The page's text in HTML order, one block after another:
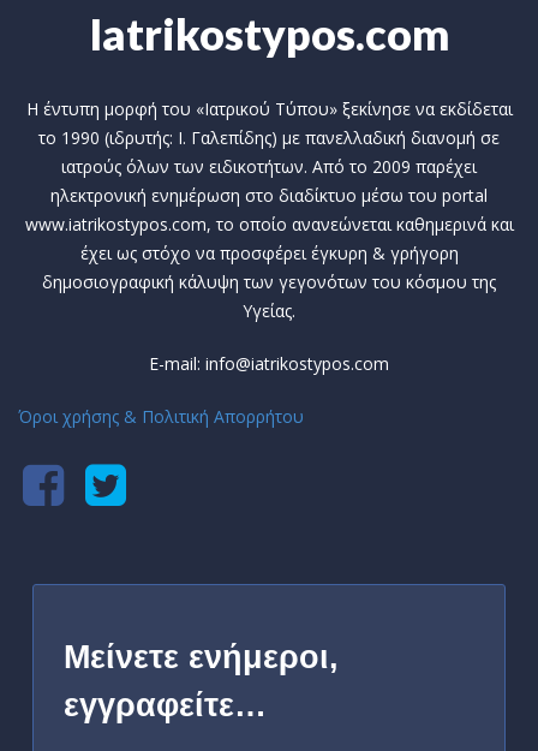
Iatrikostypos.com
Η έντυπη μορφή του «Ιατρικού Τύπου» ξεκίνησε να εκδίδεται
το 1990 (ιδρυτής: Ι. Γαλεπίδης) με πανελλαδική διανομή σε
ιατρούς όλων των ειδικοτήτων. Από το 2009 παρέχει
ηλεκτρονική ενημέρωση στο διαδίκτυο μέσω του portal
www.iatrikostypos.com, το οποίο ανανεώνεται καθημερινά και
έχει ως στόχο να προσφέρει έγκυρη & γρήγορη
δημοσιογραφική κάλυψη των γεγονότων του κόσμου της
Υγείας.
E-mail: info@iatrikostypos.com
Όροι χρήσης & Πολιτική Απορρήτου
Μείνετε ενήμεροι,
εγγραφείτε…